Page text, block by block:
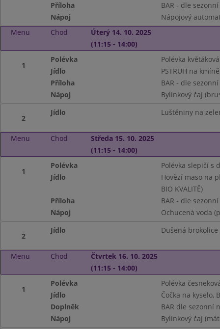
Příloha
BAR - dle
Nápoj
Nápojový
Menu
Chod
Úterý 14. 10. 2025
(11:15 - 14:00)
1
Polévka
Polévka
Jídlo
PSTRUH na
Příloha
BAR - dle
Nápoj
Bylinkový čaj
2
Jídlo Luštěniny na
Menu Chod
Středa 15. 10. 2025
(11:15 - 14:00)
1
Polévka
Polévka slepičí s
Jídlo
Hovězí maso na
BIO KVALITĚ)
Příloha
BAR - dle
Nápoj
Ochucená voda
2
Jídlo Dušená
Menu Chod
Čtvrtek 16. 10. 2025
(11:15 - 14:00)
1
Polévka
Polévka
Jídlo
Čočka na kyselo,
Doplněk
BAR dle sezonní
Nápoj
Bylinkový čaj